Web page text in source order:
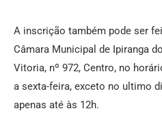
A inscrição também pode ser
Câmara Municipal de Ipiranga
Vitoria, nº 972, Centro, no
a sexta-feira, exceto no ultimo
apenas até às 12h.